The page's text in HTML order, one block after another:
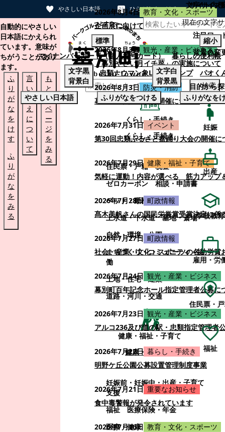
やさしい日本語 ひらがなをつける
本文へスキップする
自動的にやさしい
日本語にかえられ
ています。意味が
ちがうことがあり
ます。
ふ
り
が
な
を
け
す
ふ
り
が
な
を
み
る
言
い
替
え
に
つ
い
て
も
と
の
ペ
ー
ジ
を
み
る
検索
くらし・手続き
くらし・手続き
住民票・戸籍
税金
ゼロカーボン
相談・申請書
ペット・動植物
ごみ
上水道・下水道
墓地・斎場
自然・環境・公園
まちづくり・コミュニティ・協
働
土地・住宅・建築
道路・河川・交通
健康・福祉・子育て
健康・福祉・子育て
妊娠前・妊娠中・出産・子育て
支援
福祉
医療保険・年金
医療・健康
2026年8月4日 教育・文化・スポーツ
企画展に向けて：安東ウメ子さんとの思
2026年8月3日 観光・産業・ビジネス
「幕別やさい月イチ菜」の実施について
2026年8月3日 防災・消防
幕別町防災フェアの開催について
2026年7月31日 イベント
第30回忠類ふるさと盆踊り大会の開催に
2026年7月29日 健康・福祉・子育て
気軽に運動！内容が選べる 筋力アップ
2026年7月28日 町政情報
髙木美帆さんの国民栄誉賞受賞決定に係
2026年7月27日 町政情報
社会・産業・文化・スポーツの各功労
2026年7月24日 観光・産業・ビジネス
幕別町百年記念ホール指定管理者公募に
2026年7月23日 観光・産業・ビジネス
アルコ236及び道の駅・忠類指定管理者
2026年7月22日 暮らし・手続き
明野ケ丘公園公募設置管理制度事業
2026年7月21日 重要なお知らせ
食中毒警報が発令されています
2026年7月16日 教育・文化・スポーツ
サイト内
注目ワー
マイナンバーカード（個人番号カード）
暮らしの便利帳
忠類ナウマン象LINEスタンプ
パオく
目的から
妊娠
出産
学校教育
雇用・労
住民票・
福祉
文字サイズ
現在の文字
標準
縮小
背景色変
文字黒
背景白
文字白
背景黒
やさしい日本語
ふりがなをつける ふりがなを